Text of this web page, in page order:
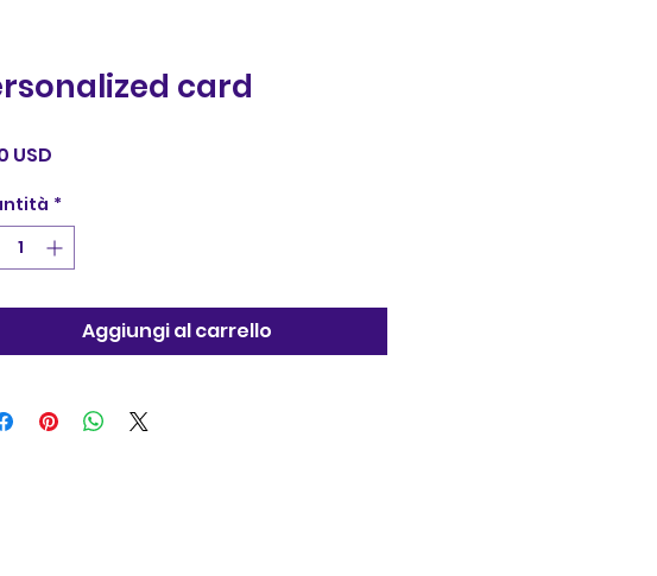
card
USD
*
Aggiungi al carrello